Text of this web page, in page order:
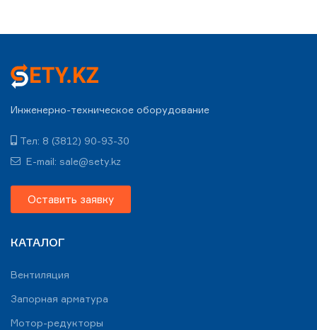
Инженерно-техническое оборудование
Тел: 8 (3812) 90-93-30
E-mail: sale@sety.kz
Оставить заявку
КАТАЛОГ
Вентиляция
Запорная арматура
Мотор-редукторы